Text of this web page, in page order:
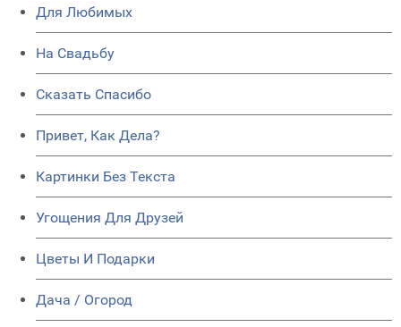
Для Любимых
На Свадьбу
Сказать Спасибо
Привет, Как Дела?
Картинки Без Текста
Угощения Для Друзей
Цветы И Подарки
Дача / Огород